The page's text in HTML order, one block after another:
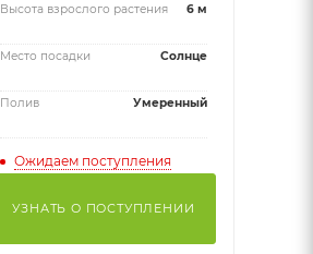
Высота взрослого растения 6 м
Место посадки Солнце
Полив Умеренный
Ожидаем поступления
УЗНАТЬ О ПОСТУПЛЕНИИ